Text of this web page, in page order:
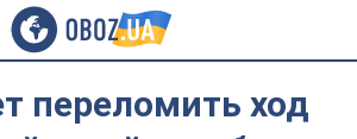
переломить ход